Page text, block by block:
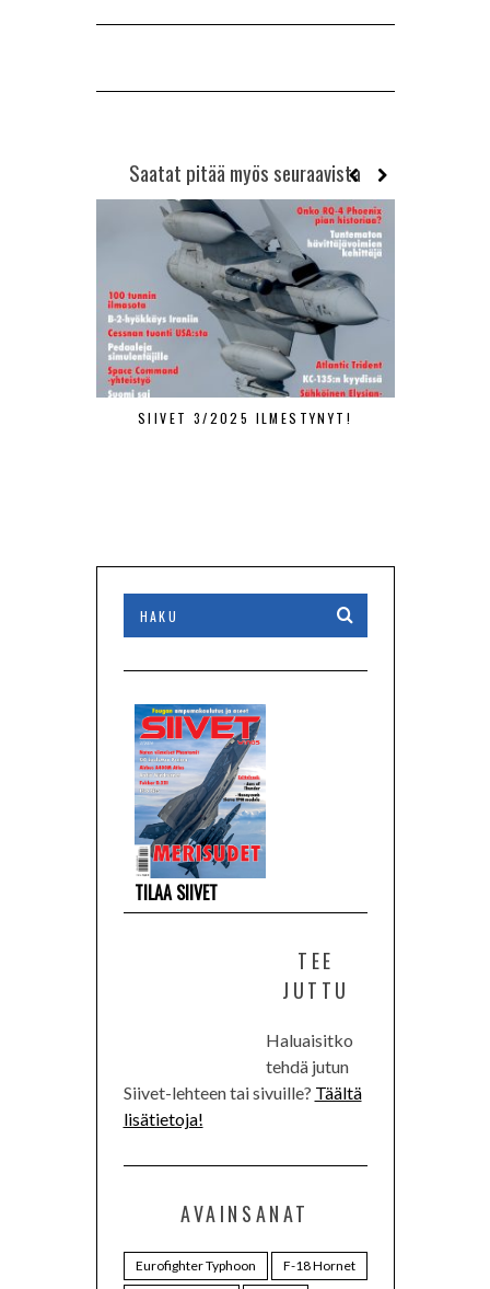
Saatat pitää myös seuraavista
SIIVET 3/2025 ILMESTYNYT!
TILAA SIIVET
TEE
JUTTU
Haluaisitko
tehdä jutun
Siivet-lehteen tai sivuille? Täältä
lisätietoja!
AVAINSANAT
Eurofighter Typhoon
F-18 Hornet